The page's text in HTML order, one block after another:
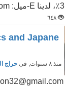
3٪، لدينا E-ميل: infocorporationfinancecld09@gmail.com تحياتي الحار...
٦٤٨
Toyota land cruiser for sale, the car is gulf specs and Japane
منذ ٨ سنوات , فيحراج